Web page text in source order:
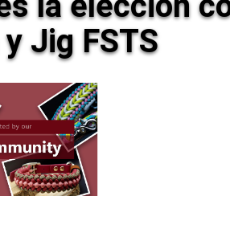
Jig FSTS